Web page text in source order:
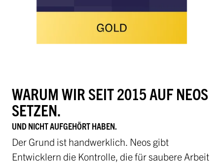
WARUM WIR SEIT 2015 AUF NEOS
SETZEN.
UND NICHT AUFGEHÖRT HABEN.
Der Grund ist handwerklich. Neos gibt
Entwicklern die Kontrolle, die für saubere Arbeit